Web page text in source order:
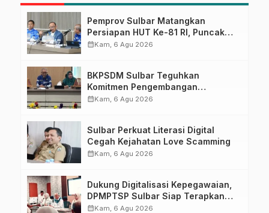
Pemprov Sulbar Matangkan
Persiapan HUT Ke-81 RI, Puncak
Upacara di Lapangan Ahmad
calendar_monthKam, 6 Agu 2026
BKPSDM Sulbar Teguhkan
Komitmen Pengembangan
Kompetensi ASN melalui
calendar_monthKam, 6 Agu 2026
Sulbar Perkuat Literasi Digital
Cegah Kejahatan Love Scamming
calendar_monthKam, 6 Agu 2026
Dukung Digitalisasi Kepegawaian,
DPMPTSP Sulbar Siap Terapkan
Aplikasi FLEKSI ASN
calendar_monthKam, 6 Agu 2026